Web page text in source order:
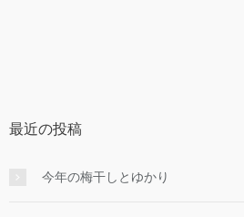
最近の投稿
今年の梅干しとゆかり